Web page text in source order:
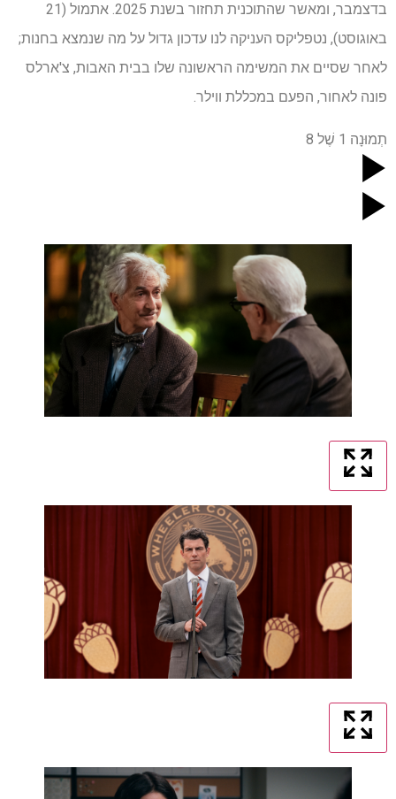
בדצמבר, ומאשר שהתוכנית תחזור בשנת 2025. אתמול (21
באוגוסט), נטפליקס העניקה לנו עדכון גדול על מה שנמצא בחנות;
לאחר שסיים את המשימה הראשונה שלו בבית האבות, צ'ארלס
פונה לאחור, הפעם במכללת ווילר.
תְמוּנָה 1 שֶׁל 8